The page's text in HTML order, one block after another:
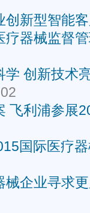
创新型智能
疗器械监督
创新技术
飞利浦参展
国际医疗
企业寻求